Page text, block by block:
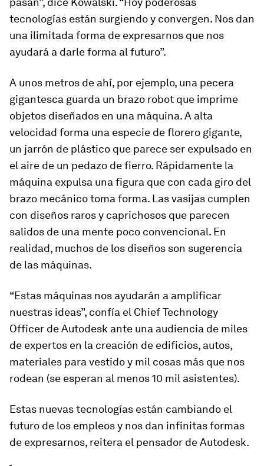
tecnologías están surgiendo y convergen. Nos dan
una ilimitada forma de expresarnos que nos
ayudará a darle forma al futuro”.
A unos metros de ahí, por ejemplo, una pecera
gigantesca guarda un brazo robot que imprime
objetos diseñados en una máquina. A alta
velocidad forma una especie de florero gigante,
un jarrón de plástico que parece ser expulsado en
el aire de un pedazo de fierro. Rápidamente la
máquina expulsa una figura que con cada giro del
brazo mecánico toma forma. Las vasijas cumplen
con diseños raros y caprichosos que parecen
salidos de una mente poco convencional. En
realidad, muchos de los diseños son sugerencia
de las máquinas.
“Estas máquinas nos ayudarán a amplificar
nuestras ideas”, confía el Chief Technology
Officer de Autodesk ante una audiencia de miles
de expertos en la creación de edificios, autos,
materiales para vestido y mil cosas más que nos
rodean (se esperan al menos 10 mil asistentes).
Estas nuevas tecnologías están cambiando el
futuro de los empleos y nos dan infinitas formas
de expresarnos, reitera el pensador de Autodesk.